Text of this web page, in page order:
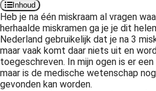
Inhoud
Heb je na één miskraam al vragen
herhaalde miskramen ga je je dit
Nederland gebruikelijk dat je na 3
maar vaak komt daar niets uit en
toegeschreven. In mijn ogen is er
maar is de medische wetenschap
gevonden kan worden.
gebruikt
te
de
Hierdoor
website-